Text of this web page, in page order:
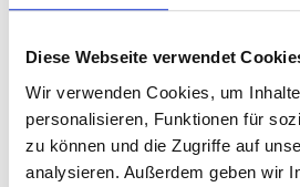
Diese Webseite verwendet
Wir verwenden Cookies, um
personalisieren, Funktionen für
zu können und die Zugriffe auf
analysieren. Außerdem geben wir
Ihre Vorteile
Produkttyp
Stand